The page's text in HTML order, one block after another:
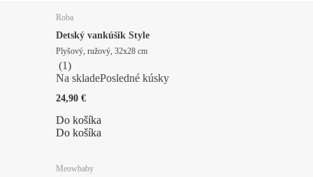
Roba
Detský vankúšik Style
Plyšový, ružový, 32x28 cm
(1)
Na skladePosledné kúsky
24,90 €
Do košíka
Do košíka
Meowbaby